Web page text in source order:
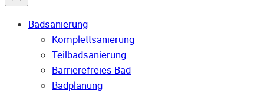
Badsanierung
Komplettsanierung
Teilbadsanierung
Barrierefreies Bad
Badplanung